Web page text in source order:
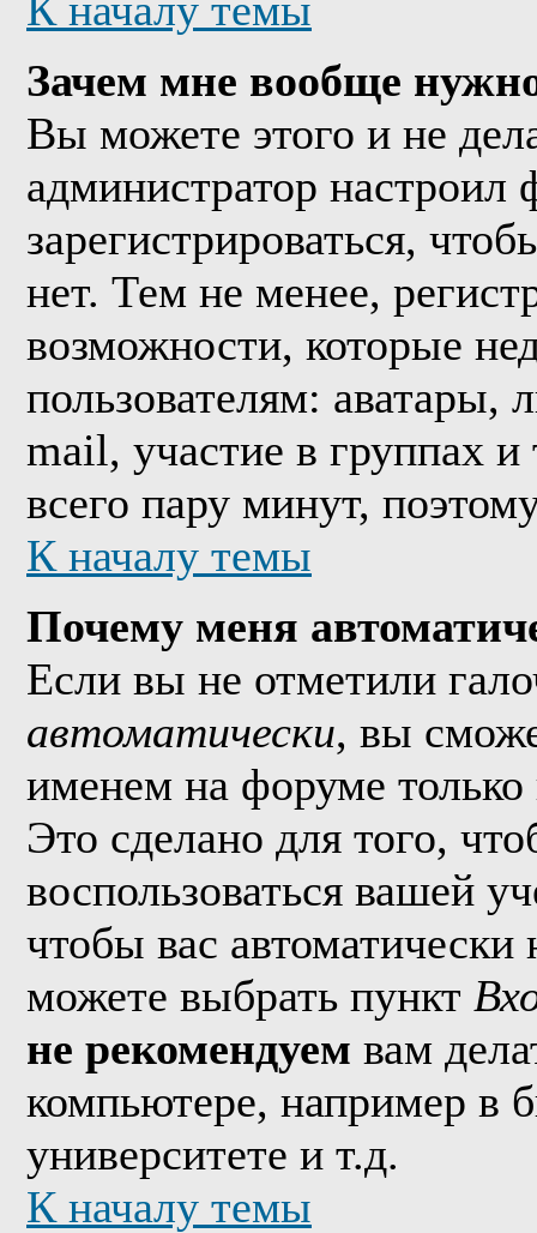
Зачем мне вообще
Вы можете этого и не
администратор
зарегистрироваться,
нет. Тем не менее,
возможности, которые
пользователям: аватары,
mail, участие в группах и
всего пару минут,
К началу темы
Почему меня
Если вы не отметили
автоматически, вы
именем на форуме только
Это сделано для того,
воспользоваться вашей
чтобы вас
можете выбрать пункт
не рекомендуем вам
компьютере, например в
университете и т.д.
К началу темы